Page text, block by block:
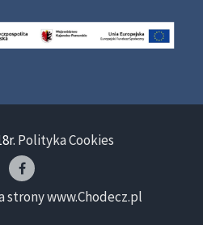
Polityka Cookies
strony www.Chodecz.pl